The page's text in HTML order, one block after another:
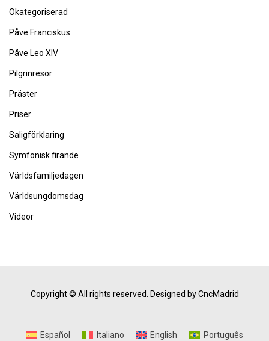
Okategoriserad
Påve Franciskus
Påve Leo XIV
Pilgrinresor
Präster
Priser
Saligförklaring
Symfonisk firande
Världsfamiljedagen
Världsungdomsdag
Videor
Copyright © All rights reserved. Designed by CncMadrid
Español Italiano English Português